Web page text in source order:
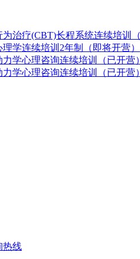
为治疗(CBT)长程系统连续培训
理学连续培训2年制（即将开营）
力学心理咨询连续培训（已开营）
力学心理咨询连续培训（已开营）
热线